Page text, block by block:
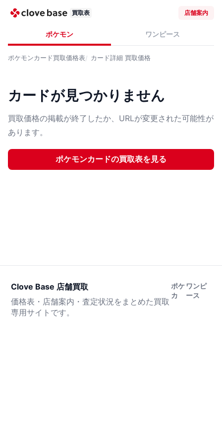
買取表 店舗案内
ポケモン ワンピース
ポケモンカード買取価格表 カード詳細 買取価格
カードが見つかりません
買取価格の掲載が終了したか、URLが変更された可能性が
あります。
ポケモンカードの買取表を見る
Clove Base 店舗買取
価格表・店舗案内・査定状況をまとめた買取
専用サイトです。
ポケ
カ
ワンピ
ース